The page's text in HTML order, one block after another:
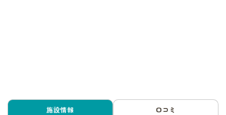
施設情報 口コミ